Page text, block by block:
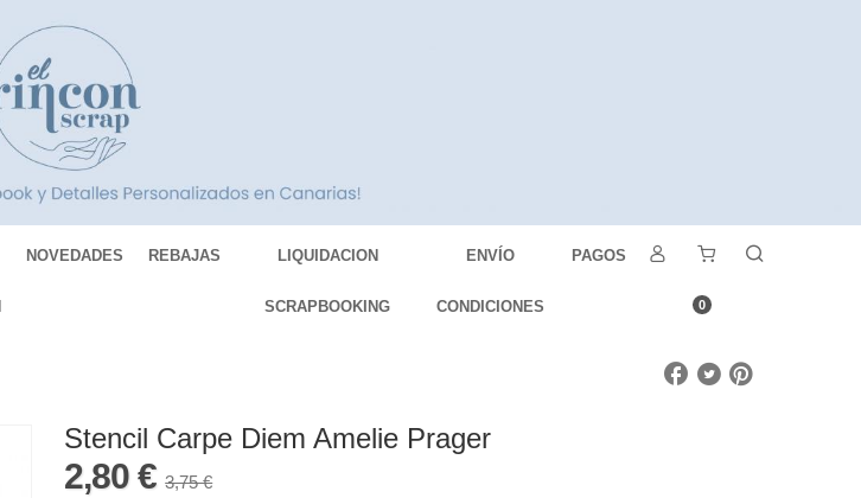
NOVEDADES REBAJAS LIQUIDACION
SCRAPBOOKING
ENVÍO
CONDICIONES
PAGOS
0
Stencil Carpe Diem Amelie Prager
2,80 €3,75 €